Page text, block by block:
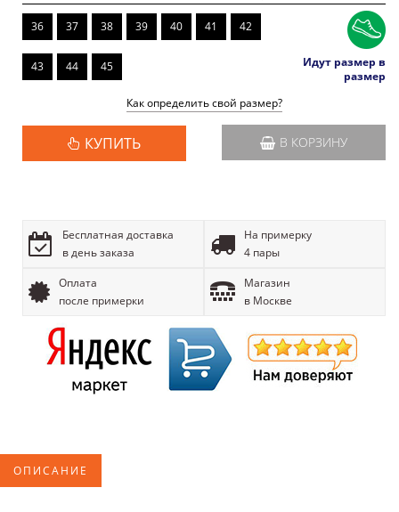
36 37 38 39 40 41 42
43 44 45
Идут размер в
размер
Как определить свой размер?
КУПИТЬ В КОРЗИНУ
Бесплатная доставка
в день заказа
На примерку
4 пары
Оплата
после примерки
Магазин
в Москве
ОПИСАНИЕ